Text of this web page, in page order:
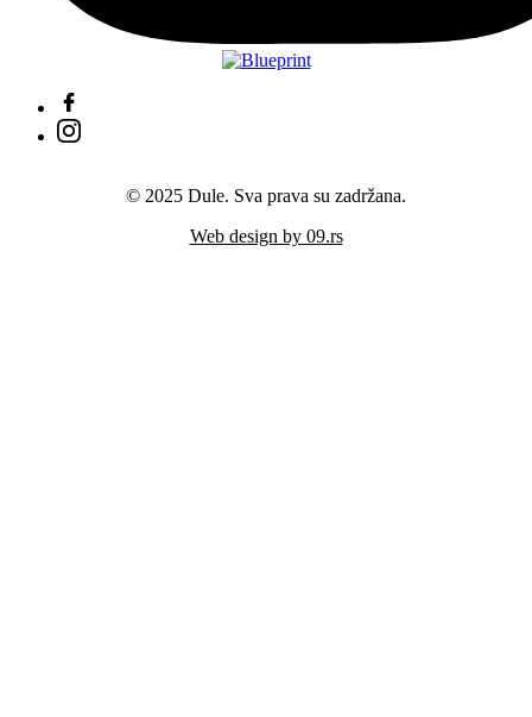
© 2025 Dule. Sva prava su zadržana.
Web design by 09.rs